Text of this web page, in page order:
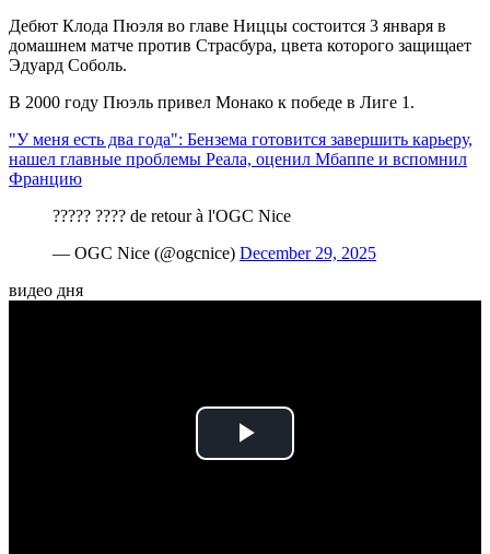
Дебют Клода Пюэля во главе Ниццы состоится 3 января в
домашнем матче против Страсбура, цвета которого защищает
Эдуард Соболь.
В 2000 году Пюэль привел Монако к победе в Лиге 1.
"У меня есть два года": Бензема готовится завершить карьеру,
нашел главные проблемы Реала, оценил Мбаппе и вспомнил
Францию
????? ???? de retour à l'OGC Nice ︎
— OGC Nice (@ogcnice) December 29, 2025
видео дня
Play